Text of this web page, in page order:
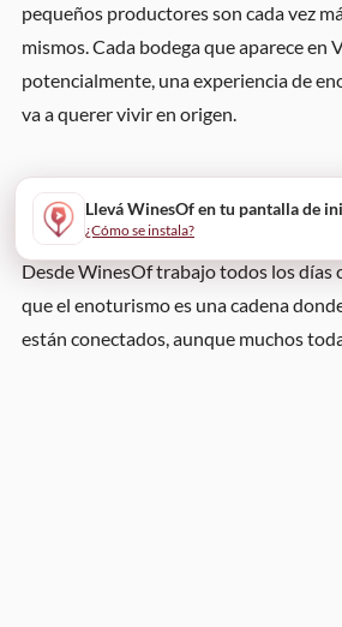
pequeños productores son cada vez
mismos. Cada bodega que aparece en
potencialmente, una experiencia de
va a querer vivir en origen.
El eslabón que muchos
Desde WinesOf trabajo todos los días
que el enoturismo es una cadena
están conectados, aunque muchos
Llevá WinesOf en tu pantalla de
¿Cómo se instala?